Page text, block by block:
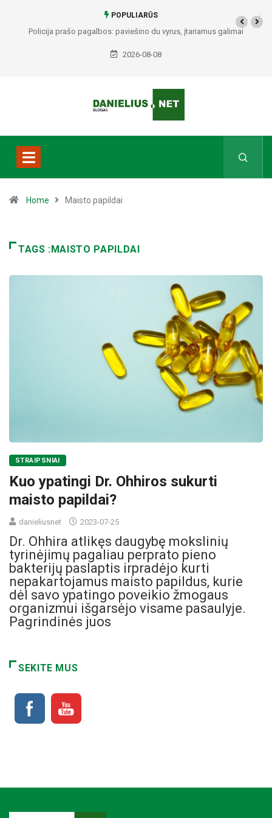
POPULIARŪS
Policija prašo pagalbos: paviešino du vyrus, įtariamus galimai
padariusius vagystes Alytuje ir Dauguose
2026-08-08
Home Maisto papildai
TAGS :MAISTO PAPILDAI
STRAIPSNIAI
Kuo ypatingi Dr. Ohhiros sukurti
maisto papildai?
danieliusnet 2023-07-25
Dr. Ohhira atlikęs daugybę mokslinių
tyrinėjimų pagaliau perprato pieno
bakterijų paslaptis irpradėjo kurti
nepakartojamus maisto papildus, kurie
dėl savo ypatingo poveikio žmogaus
organizmui išgarsėjo visame pasaulyje.
Pagrindinės juos
SEKITE MUS